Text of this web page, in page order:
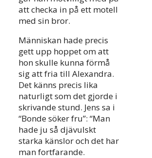
att checka in på ett motell
med sin bror.
Människan hade precis
gett upp hoppet om att
hon skulle kunna förmå
sig att fria till Alexandra.
Det känns precis lika
naturligt som det gjorde i
skrivande stund. Jens sa i
“Bonde söker fru”: “Man
hade ju så djävulskt
starka känslor och det har
man fortfarande.